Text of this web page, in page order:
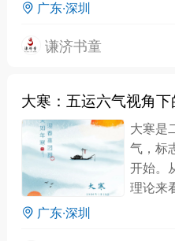
·特急预警】关
0
如何购买
【养正护
小海
广东·深圳
谦济书童
大寒：五运六气视角下
大寒是
气，标
开始。
理论来
广东·深圳